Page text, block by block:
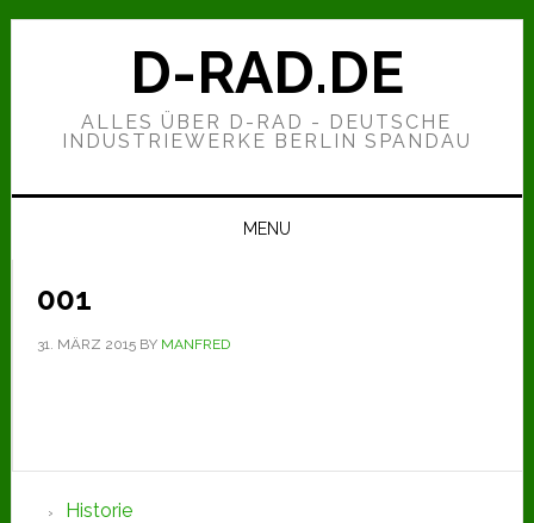
Zur
Hauptnavigation
Zum
Zur
D-RAD.DE
ALLES ÜBER D-RAD - DEUTSCHE
INDUSTRIEWERKE BERLIN SPANDAU
MENU
001
31. MÄRZ 2015BY MANFRED
Seitenspalte
Historie